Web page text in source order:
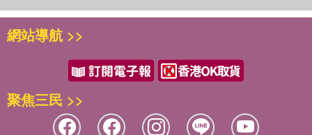
studies
engineering and graduate students in chemical
網站導航 >>
聚焦三民 >>